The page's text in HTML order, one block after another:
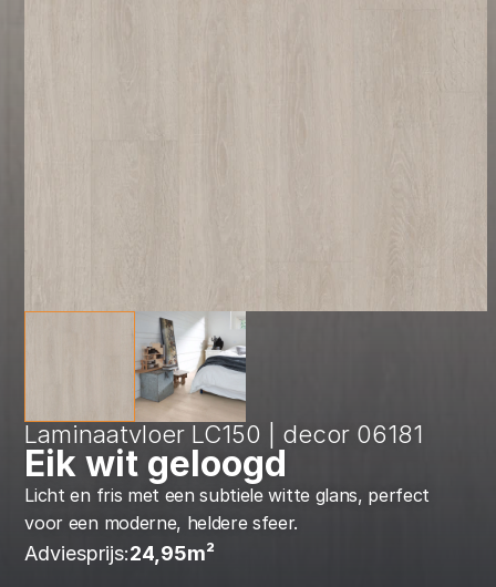
Laminaatvloer LC150 | decor 06181
Eik wit geloogd
Adviesprijs:24,95m²
Licht en fris met een subtiele witte glans, perfect
voor een moderne, heldere sfeer.